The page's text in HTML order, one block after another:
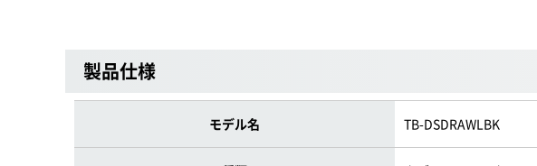
製品仕様
モデル名 TB-DSDRAWLBK